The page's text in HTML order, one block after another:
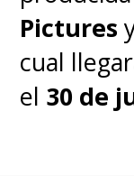
Pictures
cual
el 30 de